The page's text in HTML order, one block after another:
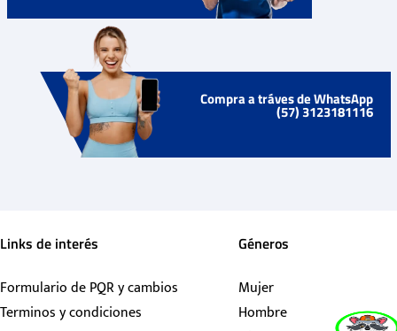
Compra a tráves de WhatsApp
(57) 3123181116
Links de interés
Formulario de PQR y cambios
Terminos y condiciones
Géneros
Mujer
Hombre